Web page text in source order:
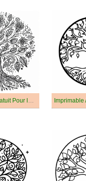
Arbre de Vie Gratuit Pour les Adultes Imprimable